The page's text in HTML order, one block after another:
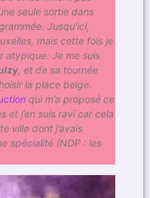
seule sortie dans
Jusqu’ici,
mais cette fois je
atypique. Je me suis
, et de sa tournée
la place belge.
qui m’a proposé ce
et j’en suis ravi car cela
ville dont j’avais
spécialité (NDP : les